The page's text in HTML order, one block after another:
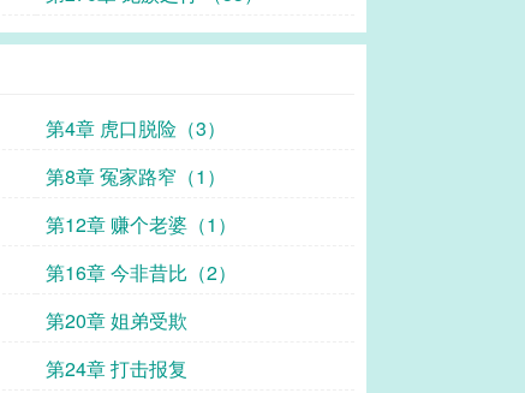
第4章 虎口脱险（3）
第8章 冤家路窄（1）
第12章 赚个老婆（1）
第16章 今非昔比（2）
第20章 姐弟受欺
第24章 打击报复